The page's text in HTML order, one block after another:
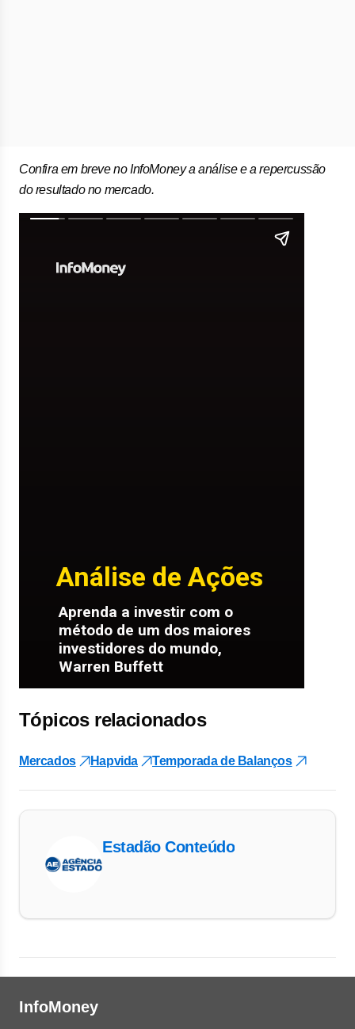
Confira em breve no InfoMoney a análise e a repercussão
do resultado no mercado.
Tópicos relacionados
Mercados Hapvida Temporada de Balanços
Estadão Conteúdo
InfoMoney